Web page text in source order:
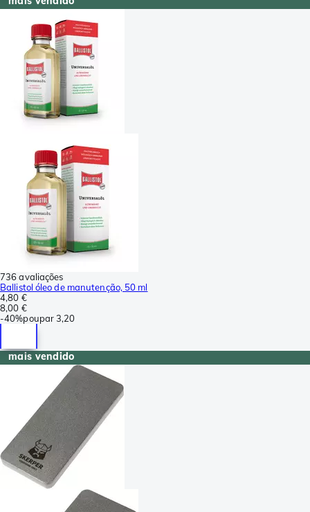
736 avaliações
Ballistol óleo de manutenção, 50 ml
4,80 €
8,00 €
-40%poupar3,20
mais vendido